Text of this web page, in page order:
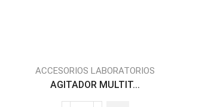
ACCESORIOS LABORATORIOS
AGITADOR MULTIT...